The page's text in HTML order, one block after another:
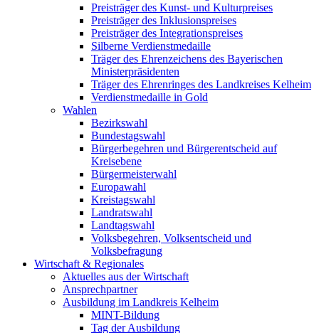
Preisträger des Kunst- und Kulturpreises
Preisträger des Inklusionspreises
Preisträger des Integrationspreises
Silberne Verdienstmedaille
Träger des Ehrenzeichens des Bayerischen
Ministerpräsidenten
Träger des Ehrenringes des Landkreises Kelheim
Verdienstmedaille in Gold
Wahlen
Bezirkswahl
Bundestagswahl
Bürgerbegehren und Bürgerentscheid auf
Kreisebene
Bürgermeisterwahl
Europawahl
Kreistagswahl
Landratswahl
Landtagswahl
Volksbegehren, Volksentscheid und
Volksbefragung
Wirtschaft & Regionales
Aktuelles aus der Wirtschaft
Ansprechpartner
Ausbildung im Landkreis Kelheim
MINT-Bildung
Tag der Ausbildung